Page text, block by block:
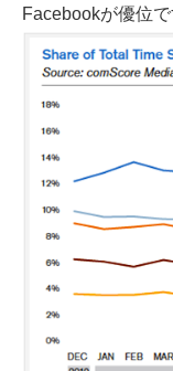
Facebookが優位で